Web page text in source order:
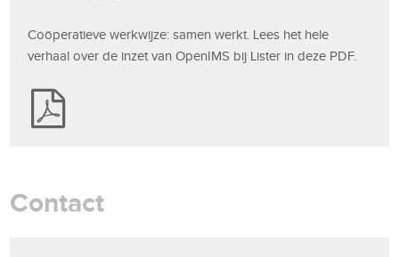
Coöperatieve werkwijze: samen werkt. Lees het hele
verhaal over de inzet van OpenIMS bij Lister in deze PDF.
Contact